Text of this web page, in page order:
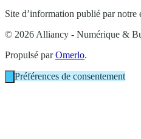
Site d’information publié par notre
© 2026 Alliancy - Numérique &
Propulsé parOmerlo.
Préférences de consentement